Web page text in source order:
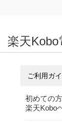
楽天
ご利用ガ
初めての
楽天Kobo